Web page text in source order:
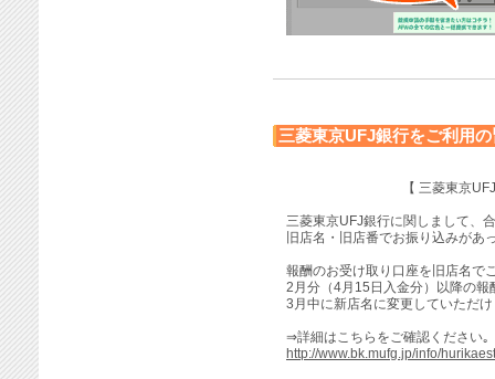
三菱東京UFJ銀行をご利用
【 三菱東京
三菱東京UFJ銀行に関しまして、
旧店名・旧店番でお振り込みが
報酬のお受け取り口座を旧店名で
2月分（4月15日入金分）以降の
3月中に新店名に変更していただ
⇒詳細はこちらをご確認ください｡
http://www.bk.mufg.jp/info/